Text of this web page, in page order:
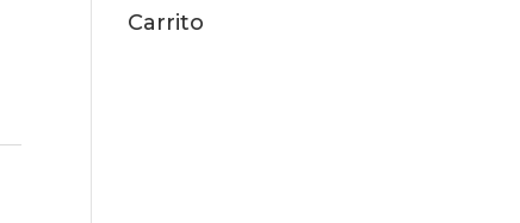
Carrito